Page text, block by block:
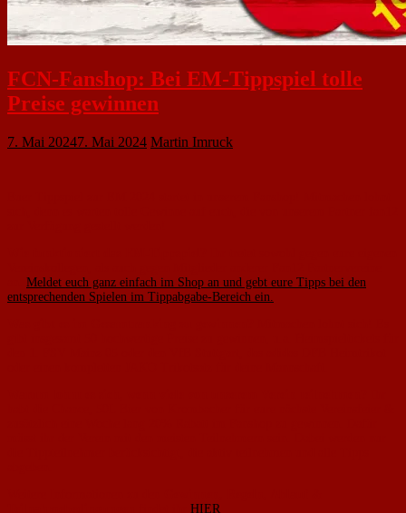
FCN-Fanshop: Bei EM-Tippspiel tolle
Preise gewinnen
7. Mai 20247. Mai 2024 Martin Imruck
Meldet euch ganz einfach im Shop an und gebt eure Tipps bei den
entsprechenden Spielen im Tippabgabe-Bereich ein.
HIER